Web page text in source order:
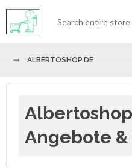
ALBERTOSHOP.DE
Angebote